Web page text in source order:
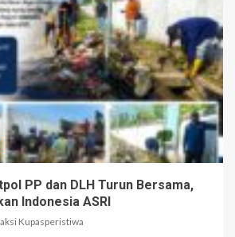
PP dan DLH Turun Bersama,
Indonesia ASRI
Kupasperistiwa